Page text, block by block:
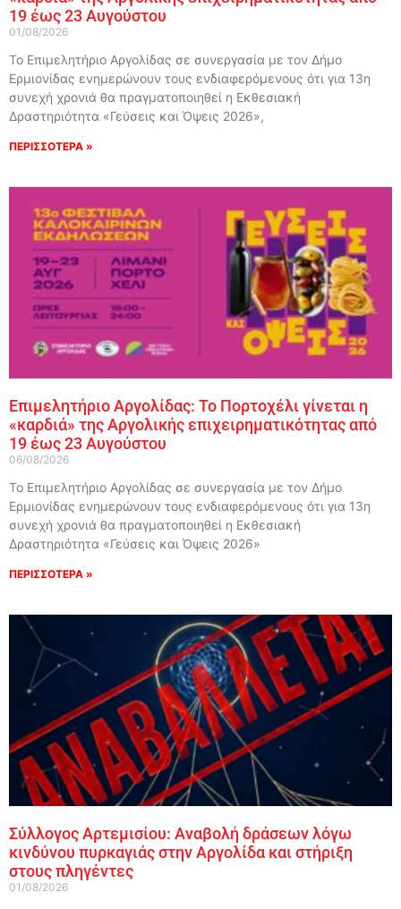
19 έως 23 Αυγούστου
01/08/2026
Το Επιμελητήριο Αργολίδας σε συνεργασία με τον Δήμο
Ερμιονίδας ενημερώνουν τους ενδιαφερόμενους ότι για 13η
συνεχή χρονιά θα πραγματοποιηθεί η Εκθεσιακή
Δραστηριότητα «Γεύσεις και Όψεις 2026»,
ΠΕΡΙΣΣΟΤΕΡΑ »
Επιμελητήριο Αργολίδας: Το Πορτοχέλι γίνεται η
«καρδιά» της Αργολικής επιχειρηματικότητας από
19 έως 23 Αυγούστου
06/08/2026
Το Επιμελητήριο Αργολίδας σε συνεργασία με τον Δήμο
Ερμιονίδας ενημερώνουν τους ενδιαφερόμενους ότι για 13η
συνεχή χρονιά θα πραγματοποιηθεί η Εκθεσιακή
Δραστηριότητα «Γεύσεις και Όψεις 2026»
ΠΕΡΙΣΣΟΤΕΡΑ »
Σύλλογος Αρτεμισίου: Αναβολή δράσεων λόγω
κινδύνου πυρκαγιάς στην Αργολίδα και στήριξη
στους πληγέντες
01/08/2026